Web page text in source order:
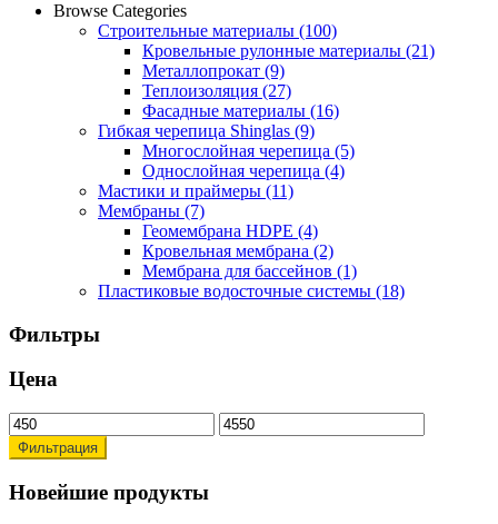
4,550.00 сом
товар
имеет
несколько
вариаций.
выбрать
товара.
Browse Categories
Строительные материалы (100)
Кровельные рулонные материалы (21)
Металлопрокат (9)
Теплоизоляция (27)
Фасадные материалы (16)
Гибкая черепица Shinglas (9)
Многослойная черепица (5)
Однослойная черепица (4)
Мастики и праймеры (11)
Мембраны (7)
Геомембрана HDPE (4)
Кровельная мембрана (2)
Мембрана для бассейнов (1)
Пластиковые водосточные системы (18)
Фильтры
Цена
Минимальная
цена
Максимальная
цена
Фильтрация
Новейшие продукты